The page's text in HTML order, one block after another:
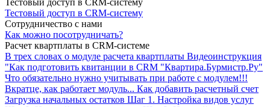
Тестовый доступ в CRM-систему
Сотрудничество с нами
Как можно посотрудничать?
Расчет квартплаты в CRM-системе
В трех словах о модуле расчета квартплаты Видеоинструкция
"Как подготовить квитанции в CRM "Квартира.Бурмистр.Ру"
Что обязательно нужно учитывать при работе с модулем!!!
Вкратце, как работает модуль... Как добавить расчетный счет
Загрузка начальных остатков Шаг 1. Настройка видов услуг